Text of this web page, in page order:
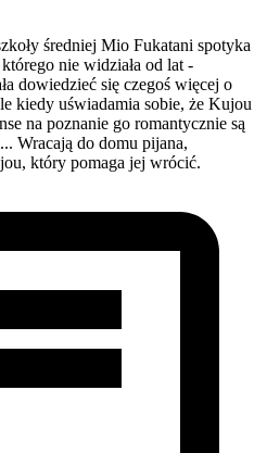
średniej Mio Fukatani spotyka
nie widziała od lat -
dowiedzieć się czegoś więcej o
kiedy uświadamia sobie, że Kujou
na poznanie go romantycznie są
Wracają do domu pijana,
który pomaga jej wrócić.